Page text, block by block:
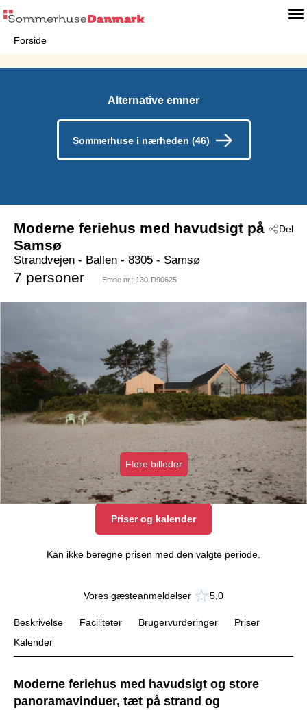
Forside
Alternative emner
Sommerhuse i nærheden (46)
Del
Moderne feriehus med havudsigt på
Samsø
Strandvejen - Ballen - 8305 - Samsø
7 personer Emne nr.: 130-D90625
Flere billeder
Priser og kalender
Kan ikke beregne prisen med den valgte periode.
Vores gæsteanmeldelser 5,0
Beskrivelse Faciliteter Brugervurderinger
Priser
Kalender
Moderne feriehus med havudsigt og store
panoramavinduer, tæt på strand og